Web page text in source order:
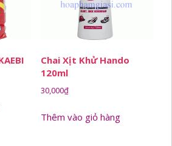
Chai Xịt Khử Hando
120ml
30,000₫
Thêm vào giỏ hàng